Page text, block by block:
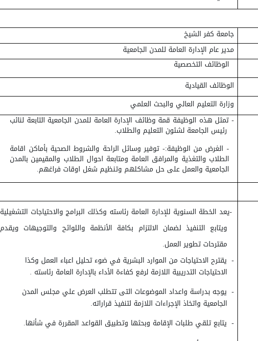
جامعة كفر الشيخ
مدير عام الإدارة العامة للمدن الجامعية
الوظائف التخصصية
الوظائف القيادية
وزارة التعليم العالي والبحث العلمي
- تمثل هذه الوظيفة قمة وظائف الإدارة العامة للمدن الجامعية التابعة لنائب
رئيس الجامعة لشئون التعليم والطلاب.
- الغرض من الوظيفة:- توفير وسائل الراحة والشروط الصحية بأماكن اقامة
الطلاب والتغذية والمرافق العامة ومتابعة احوال الطلاب والمقيمين بالمدن
الجامعية والعمل على حل مشاكلهم وتنظيم شغل اوقات فراغهم.
-يعد الخطة السنوية للإدارة العامة رئاسته وكذلك البرامج والاحتياجات التشغيلية
ويتابع التنفيذ لضمان الالتزام بكافة الأنظمة واللوائح والتوجيهات ويقدم
مقترحات تطوير العمل.
- يقترح الاحتياجات من الموارد البشرية في ضوء تحليل اعباء العمل وكذا
الاحتياجات التدريبية اللازمة لرفع كفاءة الأداء بالإدارة العامة رئاسته .
- يوجه بدراسة واعداد الموضوعات التى تتطلب العرض علي مجلس المدن
الجامعية واتخاذ الإجراءات اللازمة لتنفيذ قراراته.
- يتابع تلقي طلبات الإقامة وبحثها وتطبيق القواعد المقررة في شأنها.